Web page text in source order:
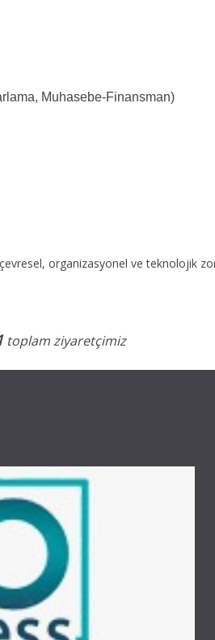
Muhasebe-Finansman)
organizasyonel ve teknolojik
toplam ziyaretçimiz